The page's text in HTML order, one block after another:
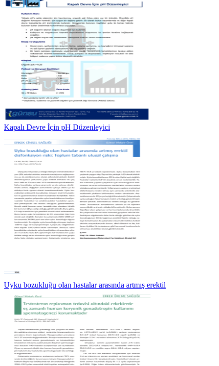
Kapalı Devre İçin pH Düzenleyici
Uyku bozukluğu olan hastalar arasında artmış erektil